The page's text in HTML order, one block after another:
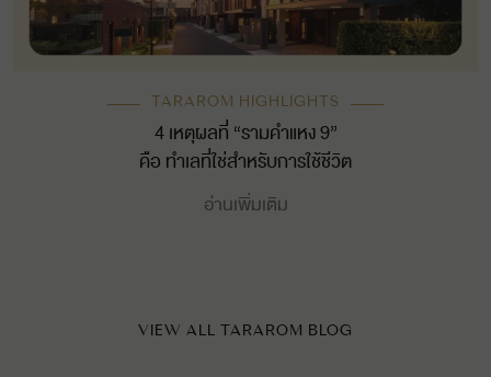
TARAROM HIGHLIGHTS
4 เหตุผลที่ “รามคำแหง 9”
คือ ทำเลที่ใช่สำหรับการใช้ชีวิต
อ่านเพิ่มเติม
VIEW ALL TARAROM BLOG